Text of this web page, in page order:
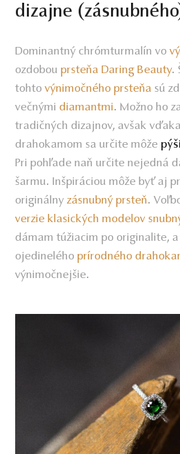
dizajne
Dominantný chrómturmalín vo
ozdobouprsteňa Daring Beauty.
tohtovýnimočného prsteňa sú
večnýmidiamantmi. Možno ho
tradičných dizajnov, avšak
drahokamom sa určite môže
Pri pohľade naň určite nejedná
šarmu. Inšpiráciou môže byť aj
originálny zásnubný prsteň.
verzie klasických modelov
dámam túžiacim po originalite,
ojedinelého prírodného
výnimočnejšie.